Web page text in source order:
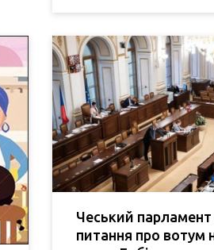
Чеський парламент
питання про вотум